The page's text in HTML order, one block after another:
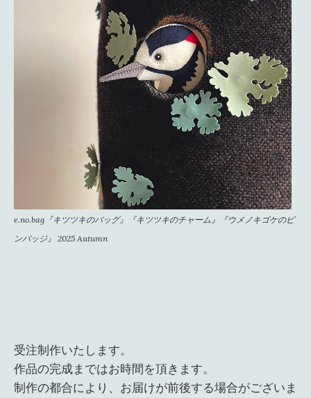
e.no.bag『キツツキのバッグ』『キツツキのチャーム』『ウメノキゴケのピ
ンバッジ』 2025 Autumn
受注制作いたします。
作品の完成まではお時間を頂きます。
制作の都合により、お届けが前後する場合がございま